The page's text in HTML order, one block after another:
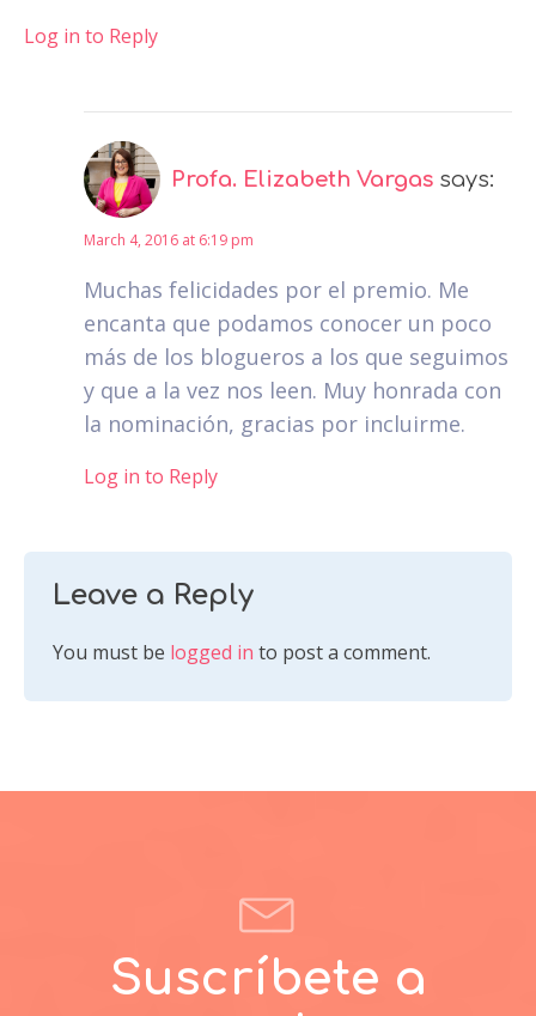
Log in to Reply
Profa. Elizabeth Vargas says:
March 4, 2016 at 6:19 pm
Muchas felicidades por el premio. Me
encanta que podamos conocer un poco
más de los blogueros a los que seguimos
y que a la vez nos leen. Muy honrada con
la nominación, gracias por incluirme.
Log in to Reply
Leave a Reply
You must be logged in to post a comment.
Suscríbete a